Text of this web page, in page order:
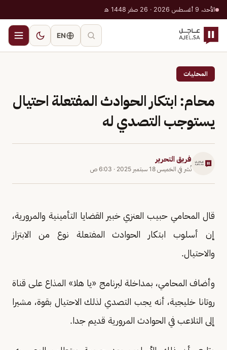
الأحد، 9 أغسطس 2026 · 26 صفر 1448 هـ
EN
المحليات
محام: ابتكار الحوادث المفتعلة احتيال
يستوجب التصدي له
فريق التحرير
نُشر في الخميس 18 سبتمبر 2025 · 6:03 ص
قال المحامي حبيب العنزي خبير القضايا التأمينية والمرورية،
إن أسلوب ابتكار الحوادث المفتعلة نوع من الابتزاز
والاحتيال.
وأضاف المحامي، بمداخلة لبرنامج «يا هلا» المذاع على قناة
روتانا خليجية، أنه يجب التصدي لذلك الاحتيال بقوة، مشيرا
إلى التلاعب في الحوادث المرورية قديم جدا.